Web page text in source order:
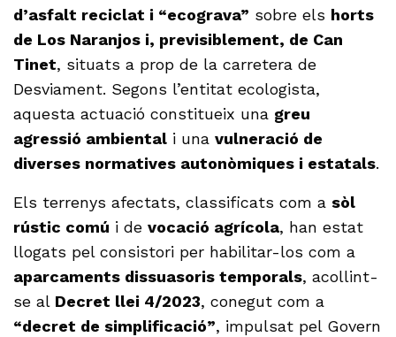
d’asfalt reciclat i “ecograva” sobre els horts
de Los Naranjos i, previsiblement, de Can
Tinet, situats a prop de la carretera de
Desviament. Segons l’entitat ecologista,
aquesta actuació constitueix una greu
agressió ambiental i unavulneració de
diverses normatives autonòmiques i estatals.
Els terrenys afectats, classificats com a sòl
rústic comú i devocació agrícola, han estat
llogats pel consistori per habilitar-los com a
aparcaments dissuasoris temporals, acollint-
se al Decret llei 4/2023, conegut com a
“decret de simplificació”, impulsat pel Govern